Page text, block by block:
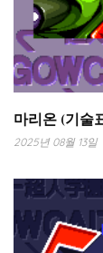
마리온 (기술
2025년 08월 13일